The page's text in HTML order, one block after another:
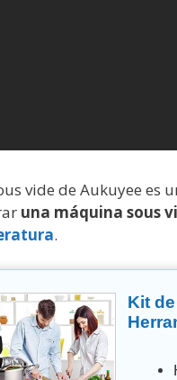
vide de Aukuyee
una máquina sous
.
Kit